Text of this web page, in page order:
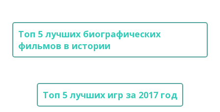
Нью-Йорк
ПОДРОБНЕЕ
ПОДРОБНЕЕ
Топ 5 лучших биографических
фильмов в истории
Топ 5 лучших игр за 2017 год